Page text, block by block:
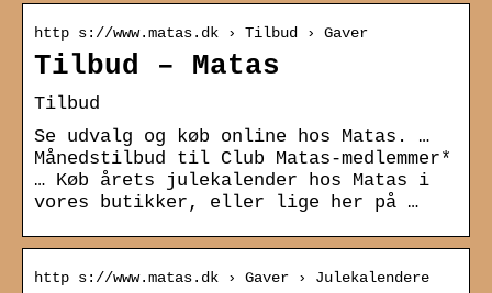
http s://www.matas.dk › Tilbud › Gaver
Tilbud – Matas
Tilbud
Se udvalg og køb online hos Matas. …
Månedstilbud til Club Matas-medlemmer*
… Køb årets julekalender hos Matas i
vores butikker, eller lige her på …
http s://www.matas.dk › Gaver › Julekalendere